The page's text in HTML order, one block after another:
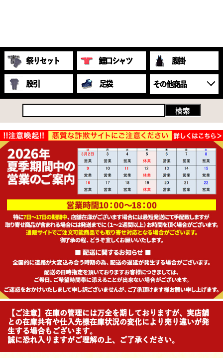
祭りセット 鯉口シャツ 腹掛
股引 足袋 その他商品
【ご注意】在庫の管理には万全を期しておりますが、実店舗
との在庫共有や仕入先様在庫状況の変化により売り違いが発
生する場合もございます。
誠に恐れ入りますがご理解の上、ご了承ください。